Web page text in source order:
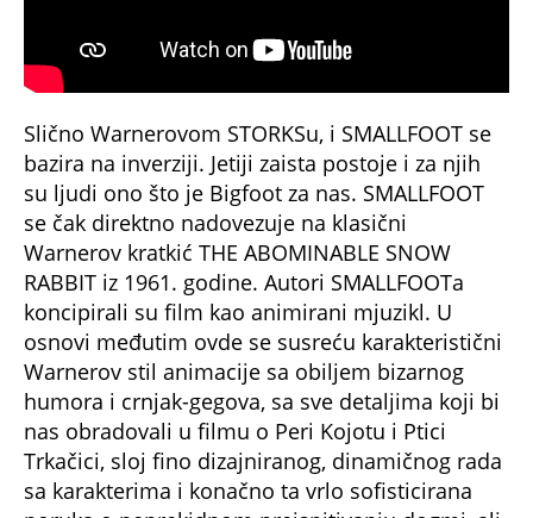
Slično Warnerovom STORKSu, i SMALLFOOT se
bazira na inverziji. Jetiji zaista postoje i za njih
su ljudi ono što je Bigfoot za nas. SMALLFOOT
se čak direktno nadovezuje na klasični
Warnerov kratkić THE ABOMINABLE SNOW
RABBIT iz 1961. godine. Autori SMALLFOOTa
koncipirali su film kao animirani mjuzikl. U
osnovi međutim ovde se susreću karakteristični
Warnerov stil animacije sa obiljem bizarnog
humora i crnjak-gegova, sa sve detaljima koji bi
nas obradovali u filmu o Peri Kojotu i Ptici
Trkačici, sloj fino dizajniranog, dinamičnog rada
sa karakterima i konačno ta vrlo sofisticirana